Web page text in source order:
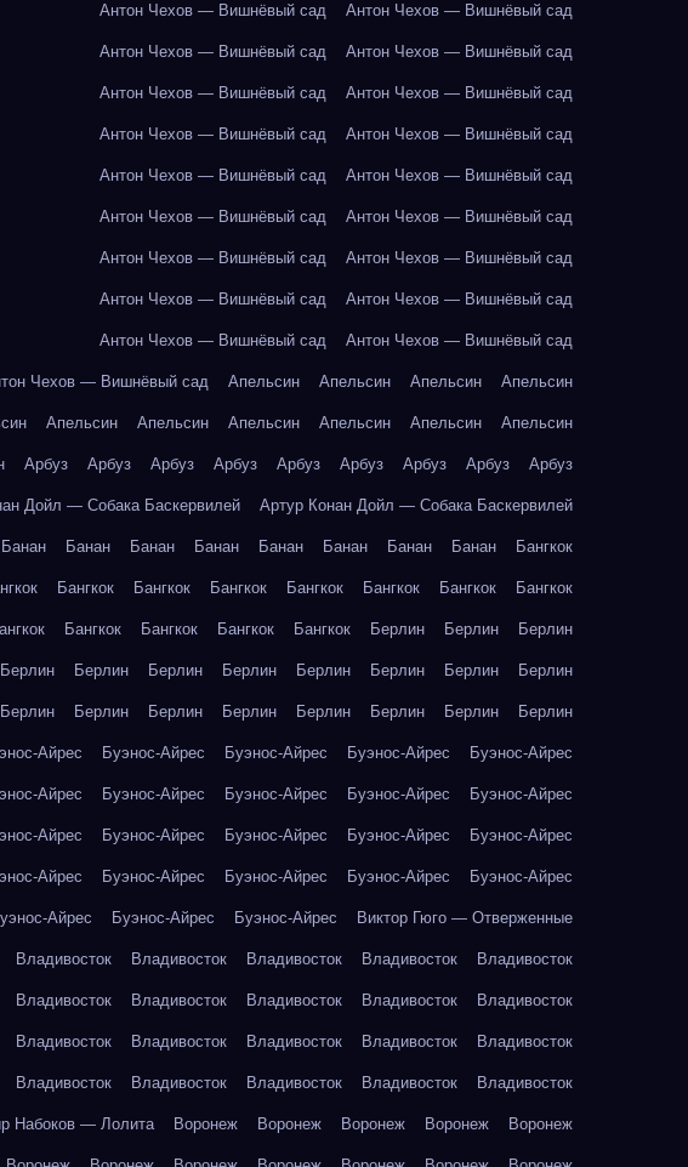
Антон Чехов — Вишнёвый сад Антон Чехов — Вишнёвый сад
Антон Чехов — Вишнёвый сад Антон Чехов — Вишнёвый сад
Антон Чехов — Вишнёвый сад Антон Чехов — Вишнёвый сад
Антон Чехов — Вишнёвый сад Антон Чехов — Вишнёвый сад
Антон Чехов — Вишнёвый сад Антон Чехов — Вишнёвый сад
Антон Чехов — Вишнёвый сад Антон Чехов — Вишнёвый сад
Антон Чехов — Вишнёвый сад Антон Чехов — Вишнёвый сад
Антон Чехов — Вишнёвый сад Антон Чехов — Вишнёвый сад
Антон Чехов — Вишнёвый сад Антон Чехов — Вишнёвый сад
Чехов — Вишнёвый сад Апельсин Апельсин Апельсин Апельсин
Апельсин Апельсин Апельсин Апельсин Апельсин Апельсин
Арбуз Арбуз Арбуз Арбуз Арбуз Арбуз Арбуз Арбуз Арбуз
Дойл — Собака Баскервилей Артур Конан Дойл — Собака Баскервилей
Банан Банан Банан Банан Банан Банан Банан Банан Бангкок
Бангкок Бангкок Бангкок Бангкок Бангкок Бангкок Бангкок
Бангкок Бангкок Бангкок Бангкок Берлин Берлин Берлин
Берлин Берлин Берлин Берлин Берлин Берлин Берлин Берлин
Берлин Берлин Берлин Берлин Берлин Берлин Берлин Берлин
Айрес Буэнос-Айрес Буэнос-Айрес Буэнос-Айрес Буэнос-Айрес
Айрес Буэнос-Айрес Буэнос-Айрес Буэнос-Айрес Буэнос-Айрес
Айрес Буэнос-Айрес Буэнос-Айрес Буэнос-Айрес Буэнос-Айрес
Айрес Буэнос-Айрес Буэнос-Айрес Буэнос-Айрес Буэнос-Айрес
Айрес Буэнос-Айрес Буэнос-Айрес Виктор Гюго — Отверженные
Владивосток Владивосток Владивосток Владивосток Владивосток
Владивосток Владивосток Владивосток Владивосток Владивосток
Владивосток Владивосток Владивосток Владивосток Владивосток
Владивосток Владивосток Владивосток Владивосток Владивосток
Набоков — Лолита Воронеж Воронеж Воронеж Воронеж Воронеж